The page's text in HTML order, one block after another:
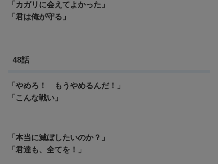
「カガリに会えてよかった」
「君は俺が守る」
48話
「やめろ！ もうやめるんだ！」
「こんな戦い」
「本当に滅ぼしたいのか？」
「君達も、全てを！」